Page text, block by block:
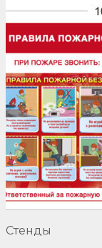
Стенды